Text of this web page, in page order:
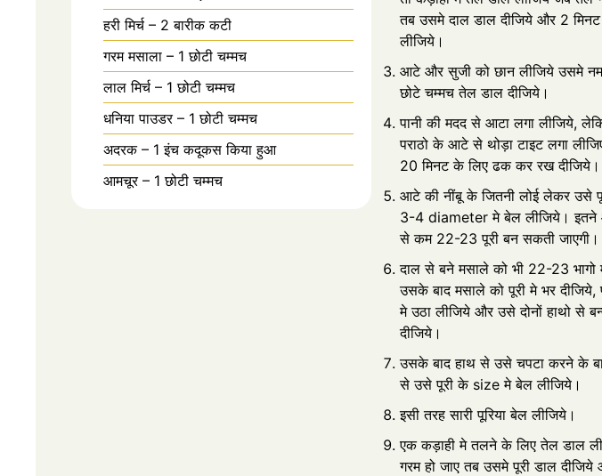
हरी मिर्च – 2 बारीक कटी
गरम मसाला – 1 छोटी चम्मच
लाल मिर्च – 1 छोटी चम्मच
धनिया पाउडर – 1 छोटी चम्मच
अदरक – 1 इंच कदूकस किया हुआ
आमचूर – 1 छोटी चम्मच
तब उसमे दाल डाल दीजिये और 2
लीजिये।
आटे और सुजी को छान लीजिये उसमे
छोटे चम्मच तेल डाल दीजिये।
पानी की मदद से आटा लगा लीजिये,
पराठो के आटे से थोड़ा टाइट लगा
20 मिनट के लिए ढक कर रख दीजिये।
आटे की नींबू के जितनी लोई लेकर उसे
3-4 diameter मे बेल लीजिये।
से कम 22-23 पूरी बन सकती जाएगी।
दाल से बने मसाले को भी 22-23 भागो
उसके बाद मसाले को पूरी मे भर दीजिये,
मे उठा लीजिये और उसे दोनों हाथो से
दीजिये।
उसके बाद हाथ से उसे चपटा करने के
से उसे पूरी के size मे बेल लीजिये।
इसी तरह सारी पूरिया बेल लीजिये।
एक कड़ाही मे तलने के लिए तेल डाल
गरम हो जाए तब उसमे पूरी डाल